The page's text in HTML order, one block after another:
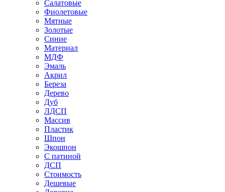
Салатовые
Фиолетовые
Мятные
Золотые
Синие
Материал
МДФ
Эмаль
Акрил
Береза
Дерево
Дуб
ЛДСП
Массив
Пластик
Шпон
Экошпон
С патиной
ДСП
Стоимость
Дешевые